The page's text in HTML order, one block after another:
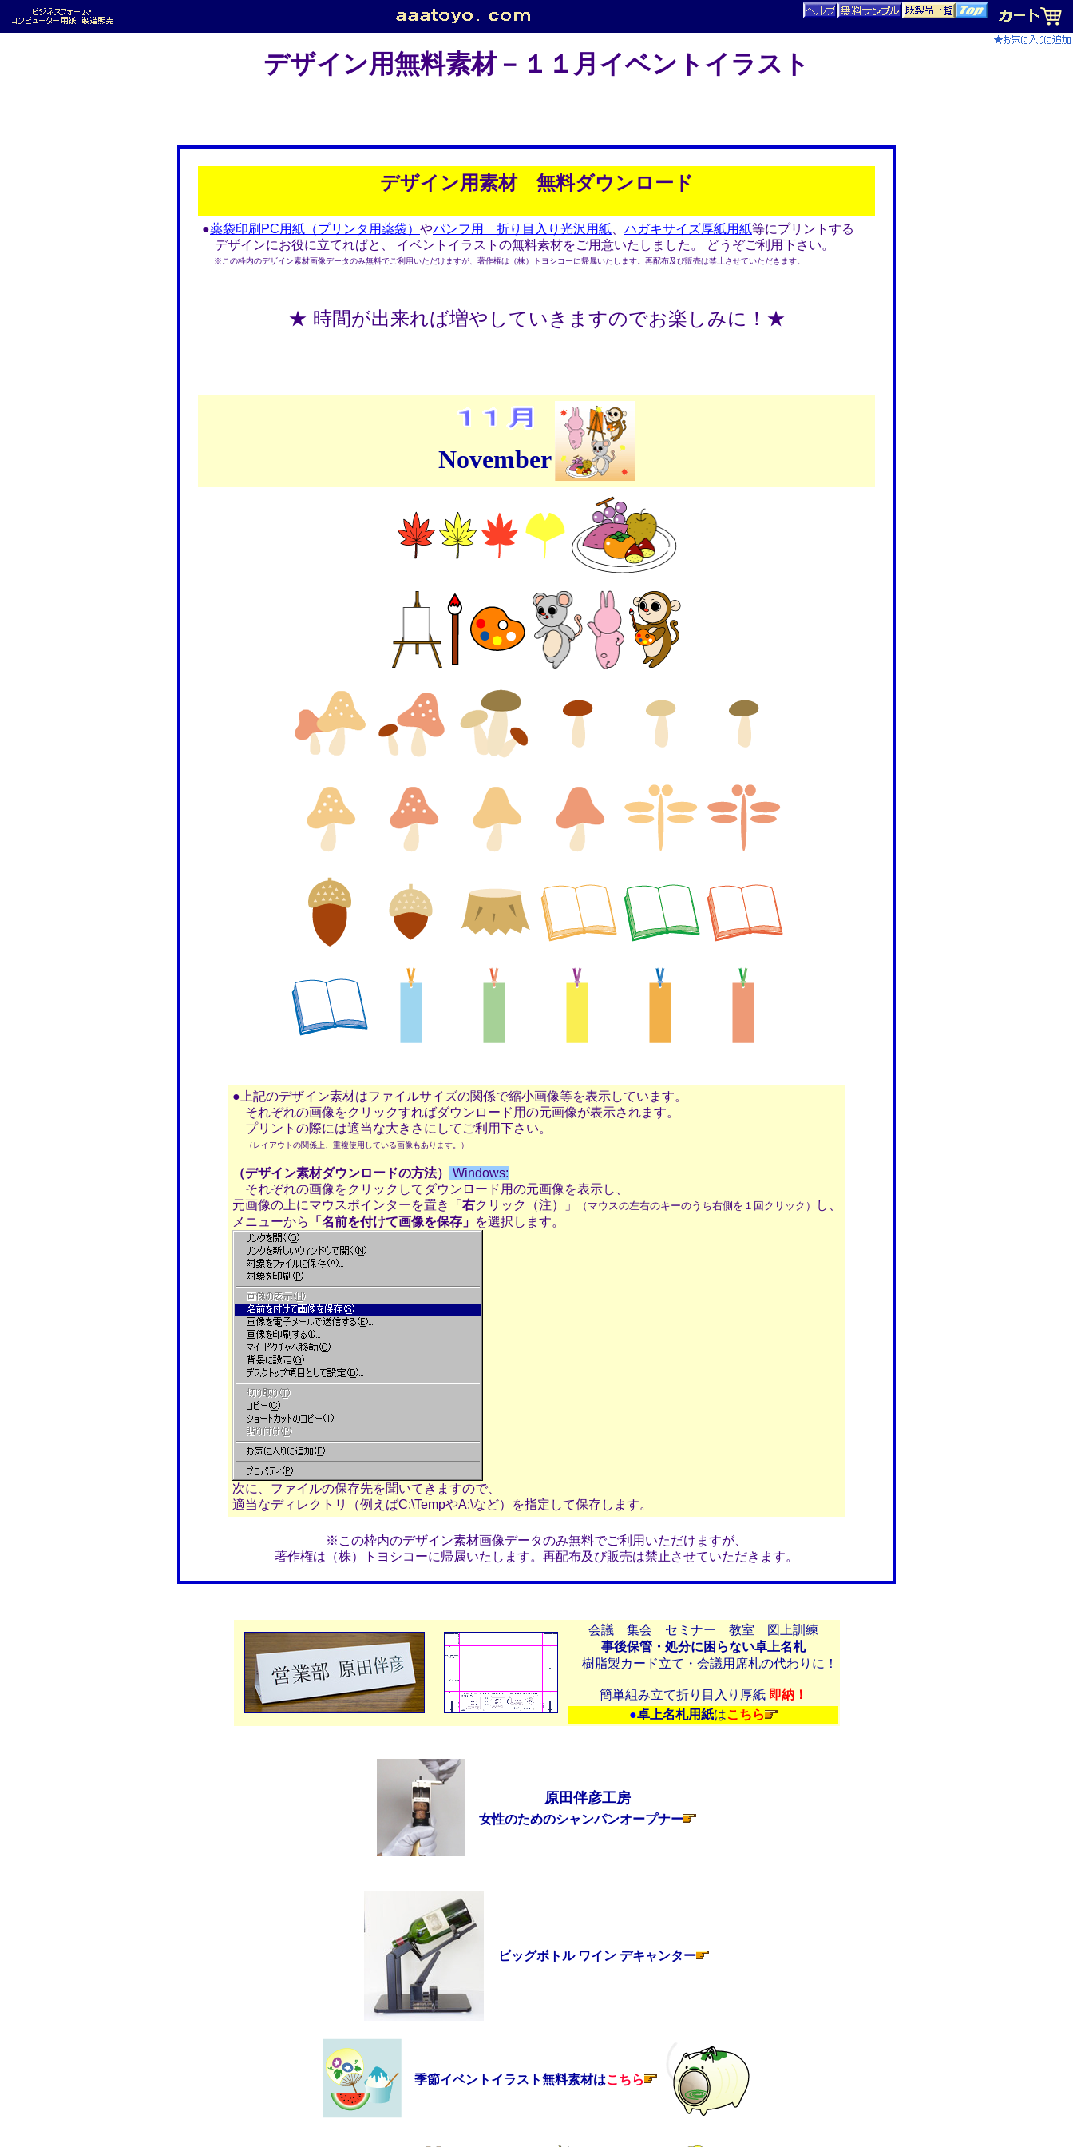
デザイン用無料素材－１１月イベントイラスト
デザイン用素材 無料ダウンロード
●薬袋印刷PC用紙（プリンタ用薬袋） やパンフ用 折り目入り光沢用紙 ハガキサイズ厚紙用紙等にプリントする
デザインにお役に立てればと、 イベントイラストの無料素材をご用意いたしました。 どうぞご利用下さい。
※この枠内のデザイン素材画像データのみ無料でご利用いただけますが、著作権は（株）トヨシコーに帰属いたします。再配布及び販売は禁止させていただきます。
★ 時間が出来れば増やしていきますのでお楽しみに！★
November
●上記のデザイン素材はファイルサイズの関係で縮小画像等を表示しています。
それぞれの画像をクリックすればダウンロード用の元画像が表示されます。
プリントの際には適当な大きさにしてご利用下さい。
（レイアウトの関係上、重複使用している画像もあります。）
（デザイン素材ダウンロードの方法）
Windows:
それぞれの画像をクリックしてダウンロード用の元画像を表示し、
元画像の上にマウスポインターを置き「 右クリック（注）」 （マウスの左右のキーのうち右側を１回クリック）
し、
メニューから 「名前を付けて画像を保存」 を選択します。
次に、ファイルの保存先を聞いてきますので、
適当なディレクトリ（例えばC:\TempやA:\など）を指定して保存します。
※この枠内のデザイン素材画像データのみ無料でご利用いただけますが、
著作権は（株）トヨシコーに帰属いたします。再配布及び販売は禁止させていただきます。
会議 集会 セミナー 教室 図上訓練
事後保管・処分に困らない卓上名札
樹脂製カード立て・会議用席札の代わりに！
簡単組み立て折り目入り厚紙 即納！
●卓上名札用紙はこちら
原田伴彦工房
女性のためのシャンパンオープナー
ビッグボトル ワイン デキャンター
季節イベントイラスト無料素材はこちら